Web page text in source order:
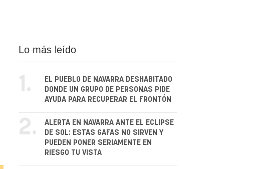
Lo más leído
1.
EL PUEBLO DE NAVARRA DESHABITADO
DONDE UN GRUPO DE PERSONAS PIDE
AYUDA PARA RECUPERAR EL FRONTÓN
2.
ALERTA EN NAVARRA ANTE EL ECLIPSE
DE SOL: ESTAS GAFAS NO SIRVEN Y
PUEDEN PONER SERIAMENTE EN
RIESGO TU VISTA